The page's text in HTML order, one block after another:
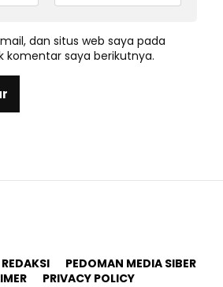
dan situs web saya pada
komentar saya berikutnya.
REDAKSI
PEDOMAN MEDIA SIBER
PRIVACY POLICY